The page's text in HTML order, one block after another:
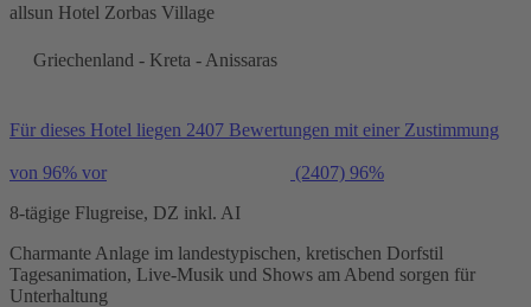
allsun Hotel Zorbas Village
Griechenland - Kreta - Anissaras
Für dieses Hotel liegen 2407 Bewertungen mit einer Zustimmung
von 96% vor (2407) 96%
8-tägige Flugreise, DZ inkl. AI
Charmante Anlage im landestypischen, kretischen Dorfstil
Tagesanimation, Live-Musik und Shows am Abend sorgen für
Unterhaltung